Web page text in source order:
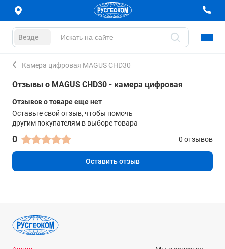
Везде
Камера цифровая MAGUS CHD30
Отзывы о MAGUS CHD30 - камера цифровая
Отзывов о товаре еще нет
Оставьте свой отзыв, чтобы помочь
другим покупателям в выборе товара
0 0 отзывов
Оставить отзыв